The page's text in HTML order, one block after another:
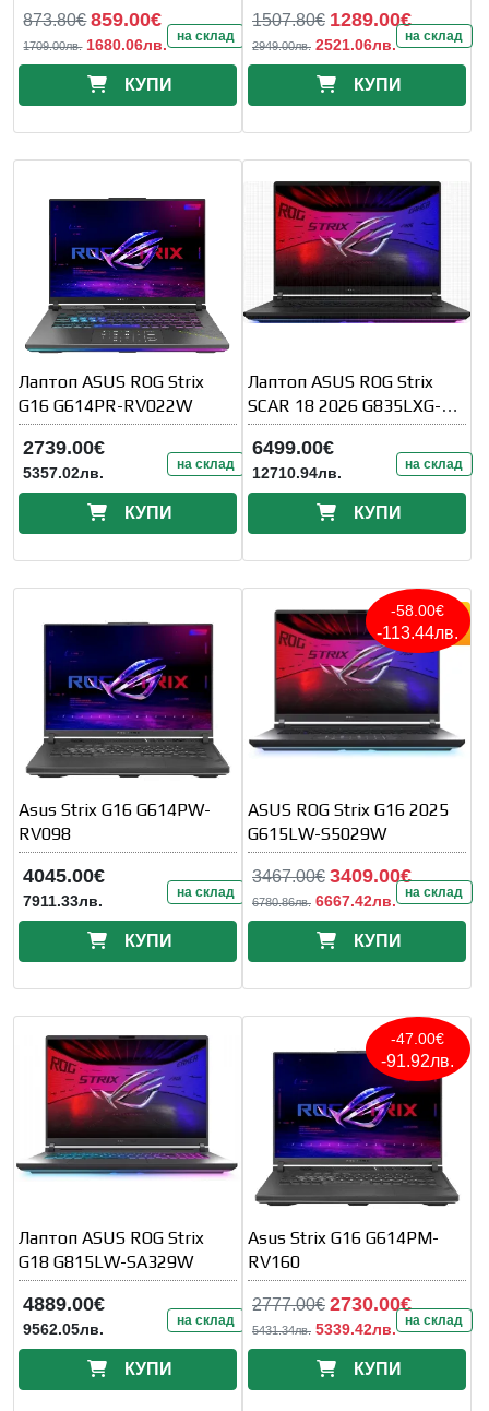
873.80€ 859.00€
1709.00лв. 1680.06лв. на склад
КУПИ
1507.80€ 1289.00€
2949.00лв. 2521.06лв. на склад
КУПИ
Лаптоп ASUS ROG Strix
G16 G614PR-RV022W
2739.00€
5357.02лв. на склад
КУПИ
Лаптоп ASUS ROG Strix
SCAR 18 2026 G835LXG-
TQ489X - 18" Mini LED
UHD+
6499.00€
12710.94лв. на склад
КУПИ
Asus Strix G16 G614PW-
RV098
4045.00€
7911.33лв. на склад
КУПИ
-58.00€
-113.44лв.
ASUS ROG Strix G16 2025
G615LW-S5029W
3467.00€ 3409.00€
6780.86лв. 6667.42лв. на склад
КУПИ
Лаптоп ASUS ROG Strix
G18 G815LW-SA329W
4889.00€
9562.05лв. на склад
КУПИ
-47.00€
-91.92лв.
Asus Strix G16 G614PM-
RV160
2777.00€ 2730.00€
5431.34лв. 5339.42лв. на склад
КУПИ